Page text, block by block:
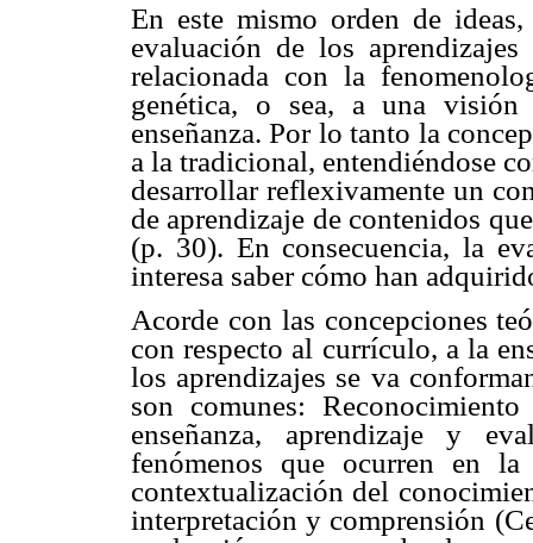
En este mismo orden de
evaluación de los
relacionada con la
genética, o sea, a una
enseñanza. Por lo tanto la
a la tradicional, entendiéndose
desarrollar reflexivamente un
de aprendizaje de contenidos
(p. 30). En consecuencia, la
interesa saber cómo han
Acorde con las concepciones
con respecto al currículo, a la
los aprendizajes se va
son comunes:
enseñanza, aprendizaje y
fenómenos que ocurren en
contextualización del
interpretación y comprensión